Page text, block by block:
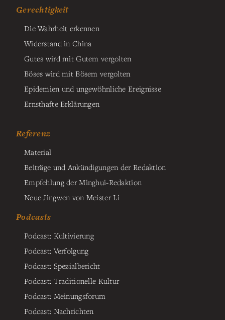
Gerechtigkeit
Die Wahrheit erkennen
Widerstand in China
Gutes wird mit Gutem vergolten
Böses wird mit Bösem vergolten
Epidemien und ungewöhnliche Ereignisse
Ernsthafte Erklärungen
Referenz
Material
Beiträge und Ankündigungen der Redaktion
Empfehlung der Minghui-Redaktion
Neue Jingwen von Meister Li
Podcasts
Podcast: Kultivierung
Podcast: Verfolgung
Podcast: Spezialbericht
Podcast: Traditionelle Kultur
Podcast: Meinungsforum
Podcast: Nachrichten